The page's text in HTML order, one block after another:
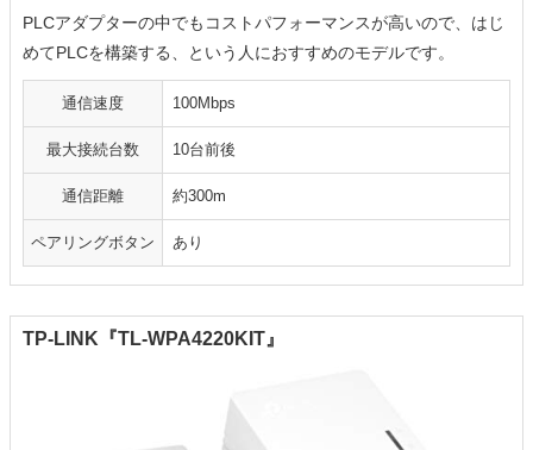
PLCアダプターの中でもコストパフォーマンスが高いので、はじ
めてPLCを構築する、という人におすすめのモデルです。
通信速度 100Mbps
最大接続台数 10台前後
通信距離 約300m
ペアリングボタン あり
TP-LINK『TL-WPA4220KIT』